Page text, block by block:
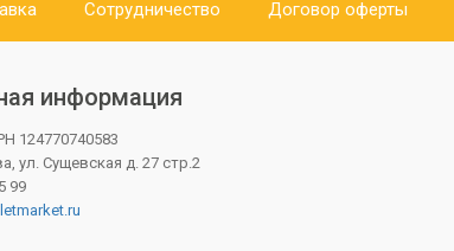
Сотрудничество Договор оферты
информация
124770740583
ул. Сущевская д. 27 стр.2
99